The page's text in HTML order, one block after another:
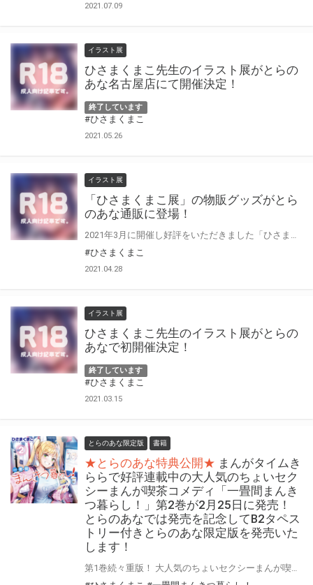
2021.07.09
イラスト展
ひさまくまこ先生のイラスト展がとらの
あな名古屋店にて開催決定！
終了しています
#ひさまくまこ
2021.05.26
イラスト展
「ひさまくまこ展」の物販グッズがとら
のあな通販に登場！
#ひさまくまこ
2021.04.28
イラスト展
ひさまくまこ先生のイラスト展がとらの
あなで初開催決定！
終了しています
#ひさまくまこ
2021.03.15
とらのあな限定版 書籍
★とらのあな特典公開★ まんがタイムき
ららで好評連載中の大人気のちょいセク
シーまんが喫茶コメディ「一畳間まんき
つ暮らし！」第2巻が2月25日に発売！
とらのあなでは発売を記念してB2タペス
トリー付きとらのあな限定版を発売いた
します！